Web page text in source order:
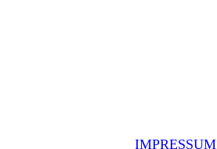
IMPRESSUM